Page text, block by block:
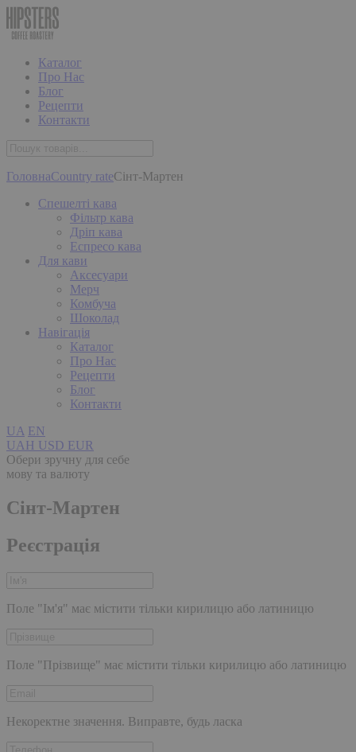
Каталог
Про Нас
Блог
Рецепти
Контакти
ГоловнаCountry rateСінт-Мартен
Спешелті кава
Фільтр кава
Дріп кава
Еспресо кава
Для кави
Аксесуари
Мерч
Комбуча
Шоколад
Навігація
Каталог
Про Нас
Рецепти
Блог
Контакти
UA EN
UAH USD EUR
Обери зручну для себе
мову та валюту
Сінт-Мартен
Реєстрація
Поле "Ім'я" має містити тільки кирилицю або латиницю
Поле "Прізвище" має містити тільки кирилицю або латиницю
Некоректне значення. Виправте, будь ласка